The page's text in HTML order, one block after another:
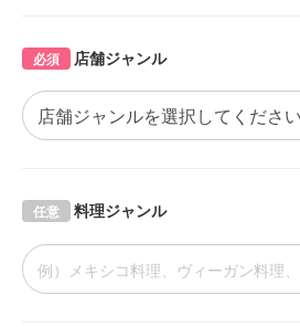
店舗ジャンル
必須
料理ジャンル
任意